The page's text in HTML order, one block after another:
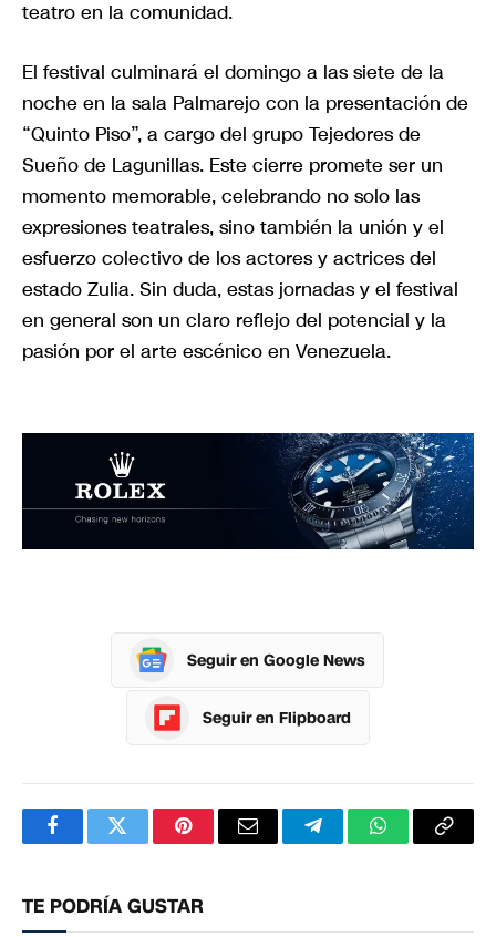
teatro en la comunidad.
El festival culminará el domingo a las siete de la
noche en la sala Palmarejo con la presentación de
“Quinto Piso”, a cargo del grupo Tejedores de
Sueño de Lagunillas. Este cierre promete ser un
momento memorable, celebrando no solo las
expresiones teatrales, sino también la unión y el
esfuerzo colectivo de los actores y actrices del
estado Zulia. Sin duda, estas jornadas y el festival
en general son un claro reflejo del potencial y la
pasión por el arte escénico en Venezuela.
Seguir en Google News
Seguir en Flipboard
FacebookTwitterPinterestCorreoTelegramWhatsApp
TE PODRÍA GUSTAR